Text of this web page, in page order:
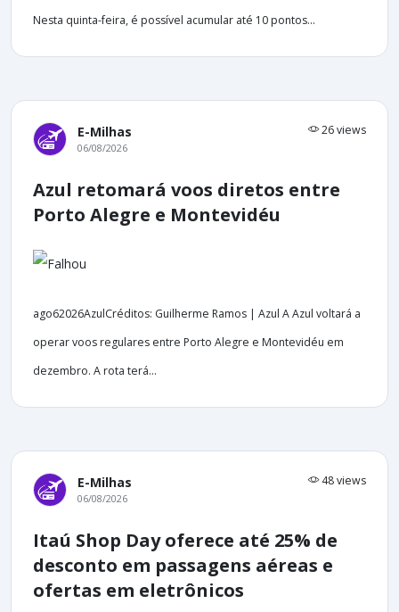
Nesta quinta-feira, é possível acumular até 10 pontos...
E-Milhas 26 views
06/08/2026
Azul retomará voos diretos entre
Porto Alegre e Montevidéu
ago62026AzulCréditos: Guilherme Ramos | Azul A Azul voltará a
operar voos regulares entre Porto Alegre e Montevidéu em
dezembro. A rota terá...
E-Milhas 48 views
06/08/2026
Itaú Shop Day oferece até 25% de
desconto em passagens aéreas e
ofertas em eletrônicos